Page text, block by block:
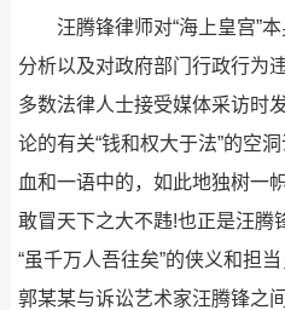
汪腾锋律师对“海上皇宫”本
分析以及对政府部门行政行为
多数法律人士接受媒体采访时
论的有关“钱和权大于法”的空
血和一语中的，如此地独树一
敢冒天下之大不韪!也正是汪腾
“虽千万人吾往矣”的侠义和担
郭某某与诉讼艺术家汪腾锋之